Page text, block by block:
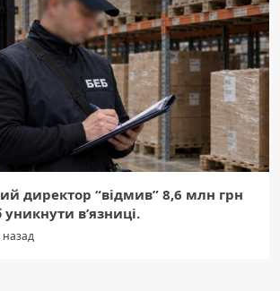
директор “відмив” 8,6 млн грн
в’язниці.